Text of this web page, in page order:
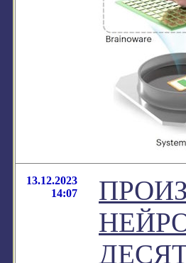
13.12.2023
14:07